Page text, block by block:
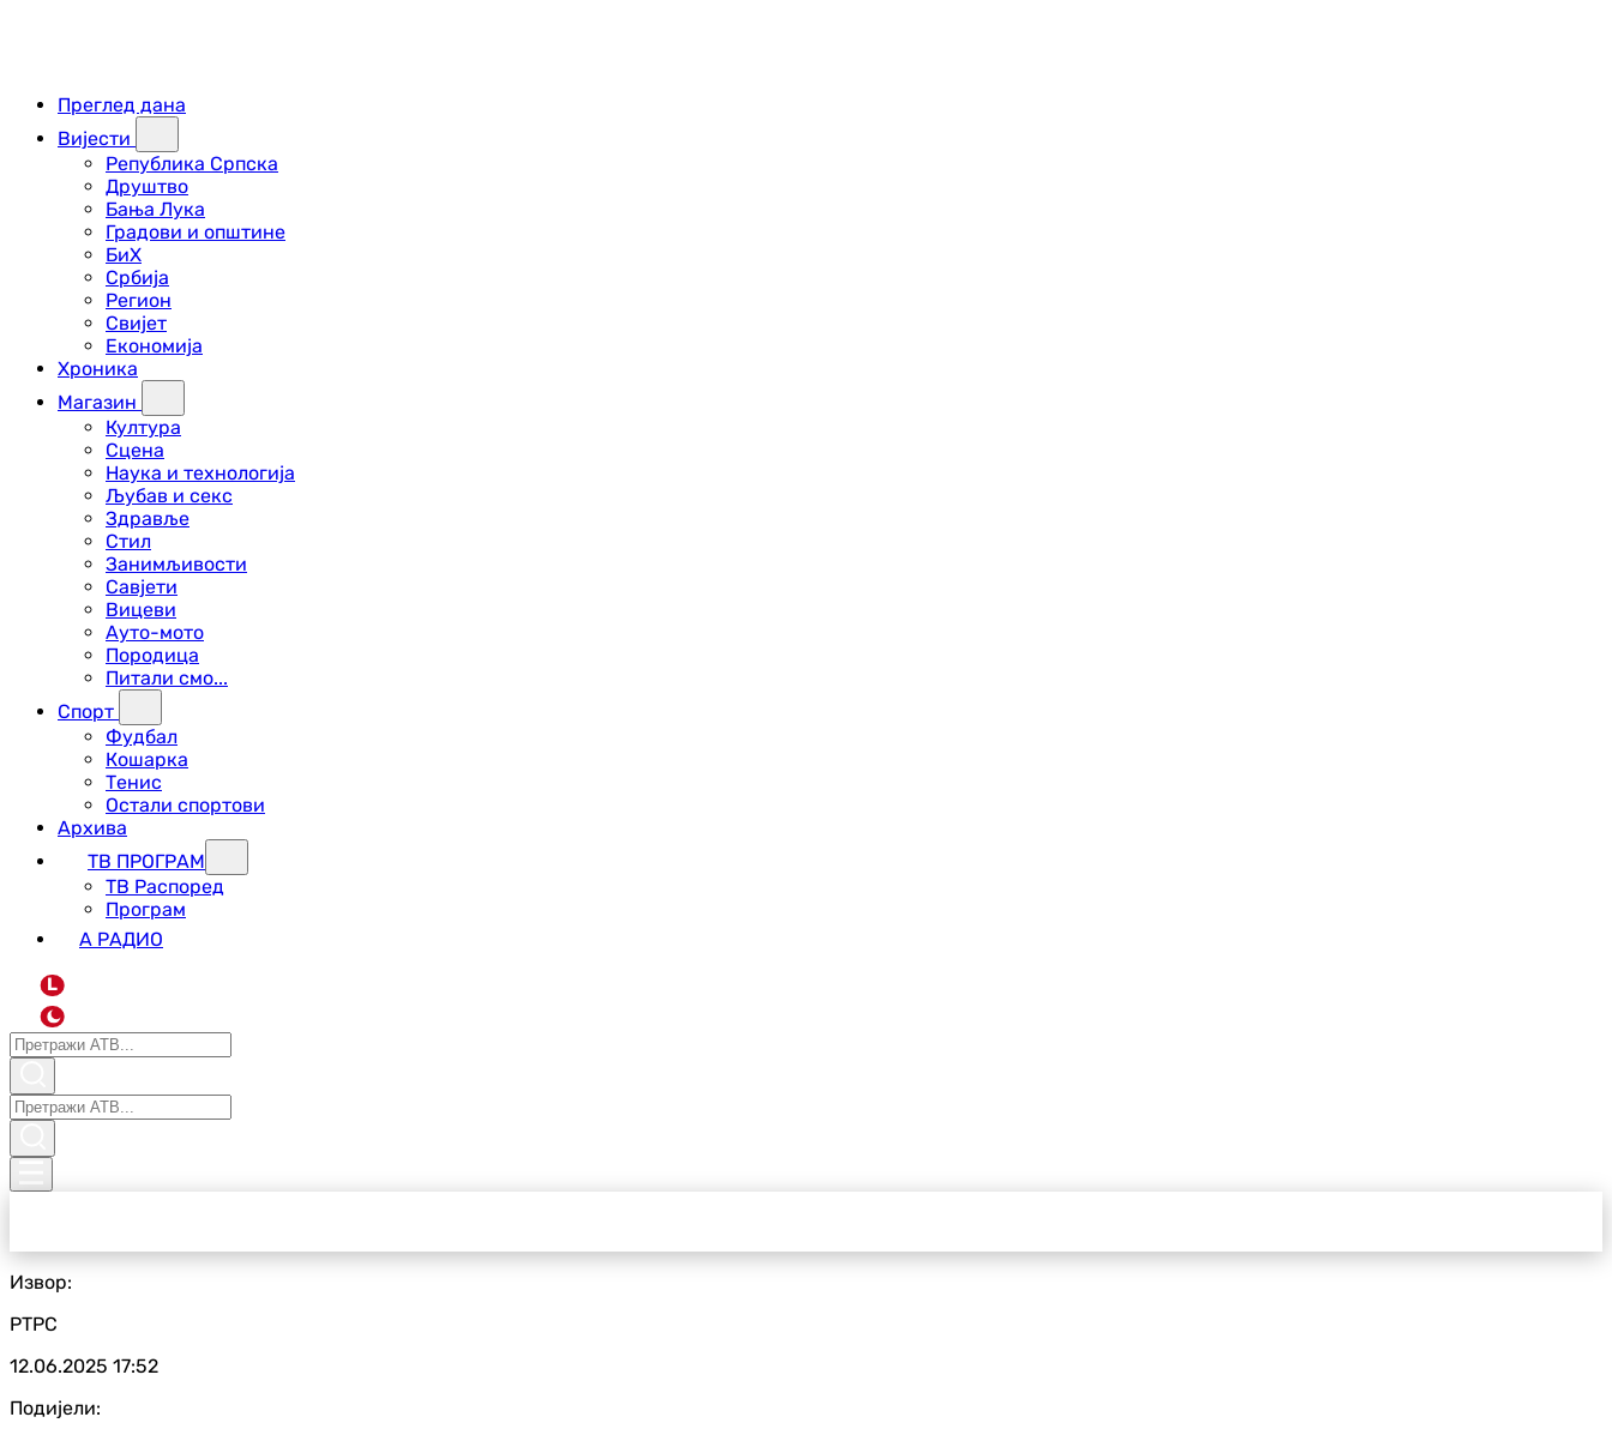
Преглед дана
Вијести
Република Српска
Друштво
Бања Лука
Градови и општине
БиХ
Србија
Регион
Свијет
Економија
Хроника
Магазин
Култура
Сцена
Наука и технологија
Љубав и секс
Здравље
Стил
Занимљивости
Савјети
Вицеви
Ауто-мото
Породица
Питали смо...
Спорт
Фудбал
Кошарка
Тенис
Остали спортови
Архива
ТВ ПРОГРАМ
ТВ Распоред
Програм
А РАДИО
L
Извор:
РТРС
12.06.2025 17:52
Подијели: